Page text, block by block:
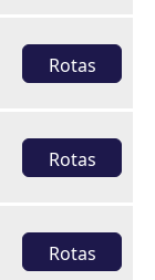
Rotas
Rotas
Rotas
Cor